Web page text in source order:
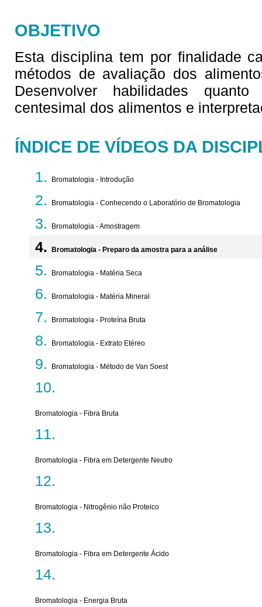
OBJETIVO
Esta disciplina tem por finalidade
métodos de avaliação dos
Desenvolver habilidades
centesimal dos alimentos e
ÍNDICE DE VÍDEOS DA
Bromatologia - Introdução
Bromatologia - Conhecendo o Laboratório de Bromatologia
Bromatologia - Amostragem
Bromatologia - Preparo da amostra para a análise
Bromatologia - Matéria Seca
Bromatologia - Matéria Mineral
Bromatologia - Proteína Bruta
Bromatologia - Extrato Etéreo
Bromatologia - Método de Van Soest
Bromatologia - Fibra Bruta
Bromatologia - Fibra em Detergente Neutro
Bromatologia - Nitrogênio não Proteico
Bromatologia - Fibra em Detergente Ácido
Bromatologia - Energia Bruta